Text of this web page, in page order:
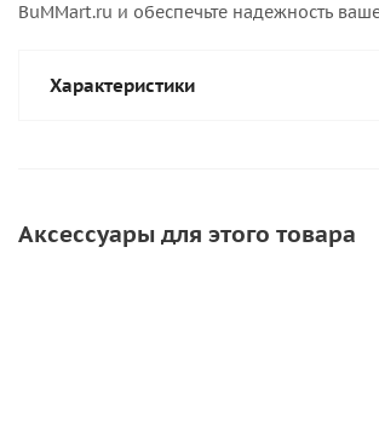
BuMMart.ru и обеспечьте надежность
Характеристики
Аксессуары для этого товара